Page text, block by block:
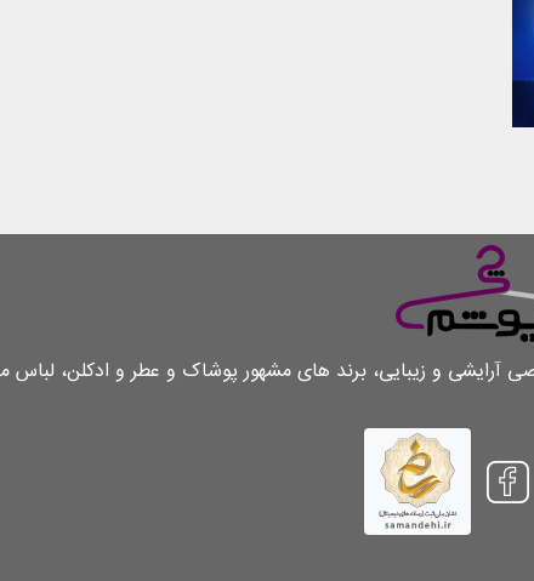
و زیبایی، برند های مشهور پوشاک و عطر و ادکلن، لباس